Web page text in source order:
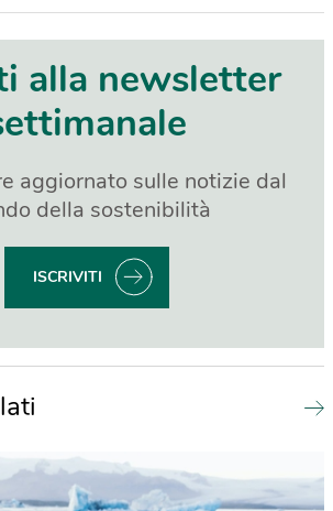
alla newsletter
aggiornato sulle notizie dal
della sostenibilità
ISCRIVITI